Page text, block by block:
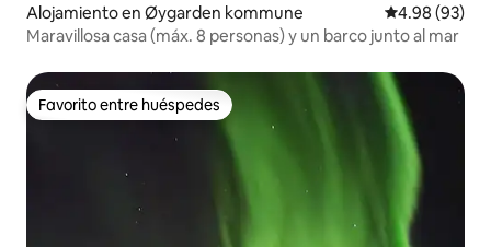
Alojamiento en Øygarden kommune Calificación
4.98 (93)
Maravillosa casa (máx. 8 personas) y un barco junto al mar
Favorito entre huéspedes
Favorito entre huéspedes